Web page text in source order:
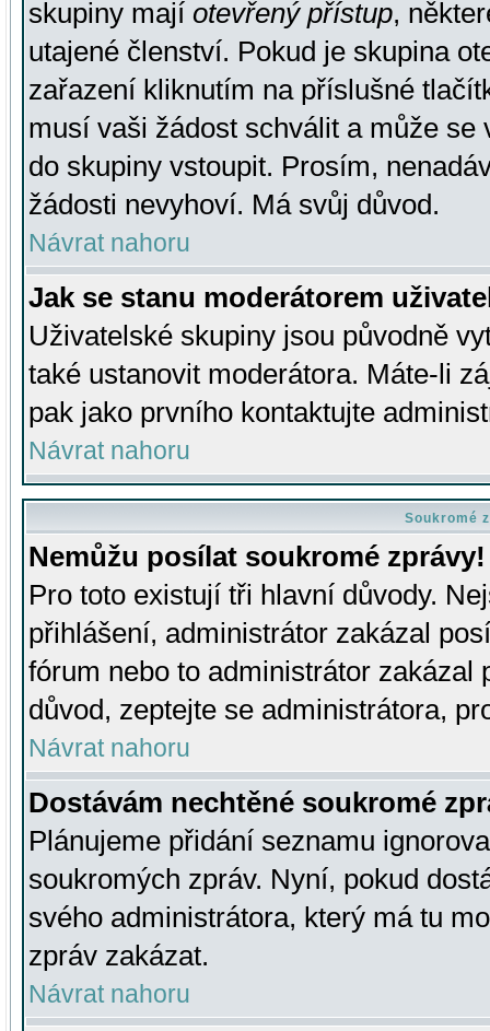
skupiny mají otevřený přístup,
utajené členství. Pokud je skupina
zařazení kliknutím na příslušné
musí vaši žádost schválit a může se
do skupiny vstoupit. Prosím,
žádosti nevyhoví. Má svůj důvod.
Návrat nahoru
Jak se stanu moderátorem
Uživatelské skupiny jsou původně
také ustanovit moderátora. Máte-li
pak jako prvního kontaktujte
Návrat nahoru
Soukromé
Nemůžu posílat soukromé zprávy!
Pro toto existují tři hlavní důvody.
přihlášení, administrátor zakázal
fórum nebo to administrátor zakázal
důvod, zeptejte se administrátora,
Návrat nahoru
Dostávám nechtěné soukromé
Plánujeme přidání seznamu
soukromých zpráv. Nyní, pokud
svého administrátora, který má tu
zpráv zakázat.
Návrat nahoru